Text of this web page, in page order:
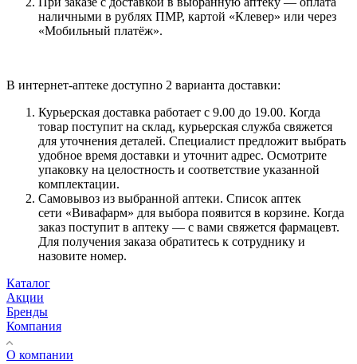
наличными в рублях ПМР, картой «Клевер» или через
«Мобильный платёж».
В интернет-аптеке доступно 2 варианта доставки:
Курьерская доставка работает с 9.00 до 19.00. Когда
товар поступит на склад, курьерская служба свяжется
для уточнения деталей. Специалист предложит выбрать
удобное время доставки и уточнит адрес. Осмотрите
упаковку на целостность и соответствие указанной
комплектации.
Самовывоз из выбранной аптеки. Список аптек
сети «Вивафарм» для выбора появится в корзине. Когда
заказ поступит в аптеку — с вами свяжется фармацевт.
Для получения заказа обратитесь к сотруднику и
назовите номер.
Каталог
Акции
Бренды
Компания
О компании